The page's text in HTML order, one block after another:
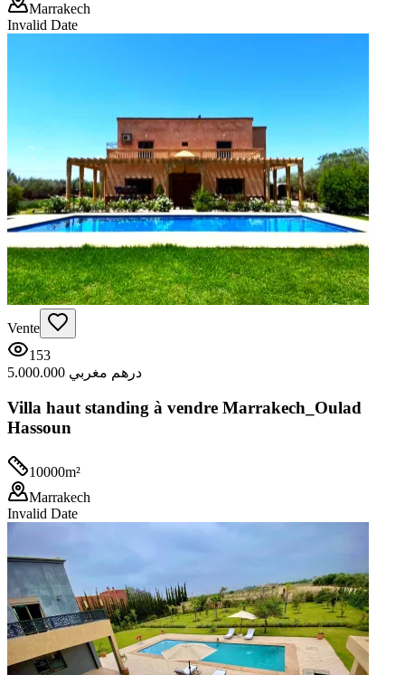
Marrakech
Invalid Date
Vente
153
5.000.000 درهم مغربي
Villa haut standing à vendre Marrakech_Oulad
Hassoun
10000m²
Marrakech
Invalid Date